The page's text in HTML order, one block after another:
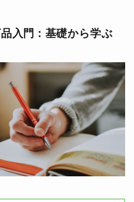
入門：基礎から学ぶ